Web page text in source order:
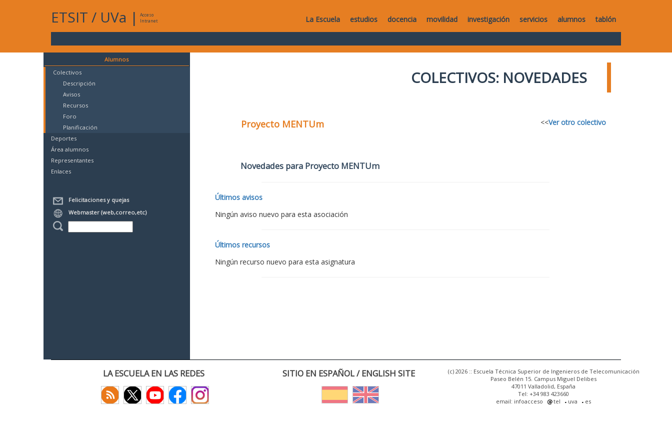
ETSIT / UVa |
Acceso
Intranet
La Escuela estudios docencia movilidad investigación servicios alumnos tablón
Alumnos
Colectivos
Descripción
Avisos
Recursos
Foro
Planificación
Deportes
Área alumnos
Representantes
Enlaces
Felicitaciones y quejas
Webmaster (web,correo,etc)
COLECTIVOS: NOVEDADES
Proyecto MENTUm <<Ver otro colectivo
Novedades para Proyecto MENTUm
Últimos avisos
Ningún aviso nuevo para esta asociación
Últimos recursos
Ningún recurso nuevo para esta asignatura
LA ESCUELA EN LAS REDES SITIO EN ESPAÑOL / ENGLISH SITE
(c) 2026 :: Escuela Técnica Superior de Ingenieros de Telecomunicación
Paseo Belén 15. Campus Miguel Delibes
47011 Valladolid, España
Tel: +34 983 423660
email: infoacceso
tel uva es